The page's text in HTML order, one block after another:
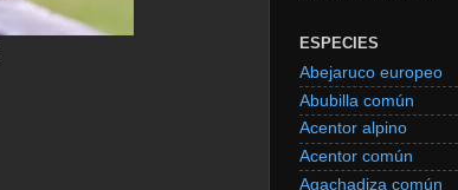
ESPECIES
Abejaruco europeo
Abubilla común
Acentor alpino
Acentor común
Agachadiza común